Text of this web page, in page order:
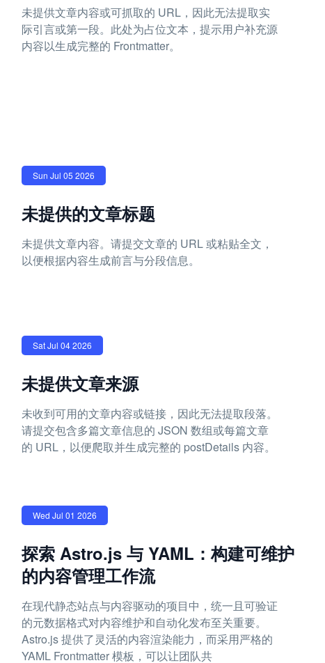
未提供文章内容或可抓取的 URL，因此无法提取实
际引言或第一段。此处为占位文本，提示用户补充源
内容以生成完整的 Frontmatter。
Sun Jul 05 2026
未提供的文章标题
未提供文章内容。请提交文章的 URL 或粘贴全文，
以便根据内容生成前言与分段信息。
Sat Jul 04 2026
未提供文章来源
未收到可用的文章内容或链接，因此无法提取段落。
请提交包含多篇文章信息的 JSON 数组或每篇文章
的 URL，以便爬取并生成完整的 postDetails 内容。
Wed Jul 01 2026
探索 Astro.js 与 YAML：构建可维护
的内容管理工作流
在现代静态站点与内容驱动的项目中，统一且可验证
的元数据格式对内容维护和自动化发布至关重要。
Astro.js 提供了灵活的内容渲染能力，而采用严格的
YAML Frontmatter 模板，可以让团队共